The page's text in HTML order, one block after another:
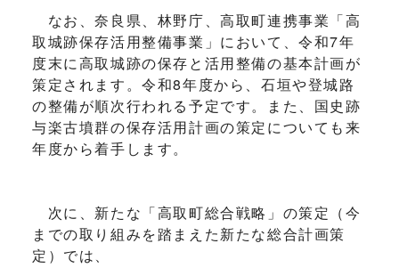
なお、奈良県、林野庁、高取町連携事業「高
取城跡保存活用整備事業」において、令和7年
度末に高取城跡の保存と活用整備の基本計画が
策定されます。令和8年度から、石垣や登城路
の整備が順次行われる予定です。また、国史跡
与楽古墳群の保存活用計画の策定についても来
年度から着手します。
次に、新たな「高取町総合戦略」の策定（今
までの取り組みを踏まえた新たな総合計画策
定）では、